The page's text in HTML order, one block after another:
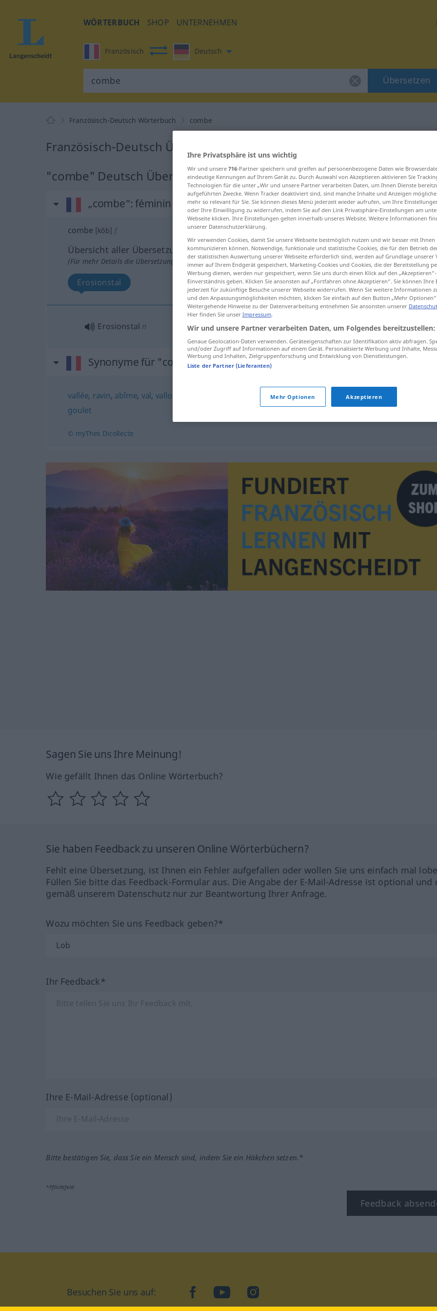
WÖRTERBUCH SHOP UNTERNEHMEN
Französisch Deutsch
Übersetzen
Französisch-Deutsch Wörterbuch combe
Französisch-Deutsch Übersetzung für "combe"
"combe" Deutsch Übersetzung
„combe“: féminin
combe [kõb] f
Übersicht aller Übersetzungen
(Für mehr Details die Übersetzung anklicken/antippen)
Erosionstal
Erosionstal n combe
Synonyme für "combe"
vallée, ravin, abîme, val, vallon ,trouée,sillon crevasse,bassin
goulet
© myThes Dicollecte
Sagen Sie uns Ihre Meinung!
Wie gefällt Ihnen das Online Wörterbuch?
Sie haben Feedback zu unseren Online Wörterbüchern?
Fehlt eine Übersetzung, ist Ihnen ein Fehler aufgefallen oder wollen Sie uns einfach mal
Füllen Sie bitte das Feedback-Formular aus. Die Angabe der E-Mail-Adresse ist optional und
gemäß unserem Datenschutz nur zur Beantwortung Ihrer Anfrage.
Wozu möchten Sie uns Feedback geben?*
Ihr Feedback*
Ihre E-Mail-Adresse (optional)
Bitte bestätigen Sie, dass Sie ein Mensch sind, indem Sie ein Häkchen setzen.*
*Pflichtfeld
Feedback
Besuchen Sie uns auf: facebookYouTubeInstagram
Ihre Privatsphäre ist uns wichtig
Wir und unsere 716-Partner speichern und greifen auf personenbezogene Daten wie
eindeutige Kennungen auf Ihrem Gerät zu. Durch Auswahl von Akzeptieren aktivieren Sie
Technologien für die unter „Wir und unsere Partner verarbeiten Daten, um Ihnen Dienste
aufgeführten Zwecke. Wenn Tracker deaktiviert sind, sind manche Inhalte und Anzeigen
mehr so relevant für Sie. Sie können dieses Menü jederzeit wieder aufrufen, um Ihre
oder Ihre Einwilligung zu widerrufen, indem Sie auf den Link Privatsphäre-Einstellungen am
Webseite klicken. Ihre Einstellungen gelten innerhalb unseres Website. Weitere Informationen
unserer Datenschutzerklärung.
Wir verwenden Cookies, damit Sie unsere Webseite bestmöglich nutzen und wir besser mit Ihnen
kommunizieren können. Notwendige, funktionale und statistische Cookies, die für den Betrieb
der statistischen Auswertung unserer Webseite erforderlich sind, werden auf Grundlage unserer
immer auf Ihrem Endgerät gespeichert. Marketing-Cookies und Cookies, die der Bereitstellung
Werbung dienen, werden nur gespeichert, wenn Sie uns durch einen Klick auf den
Einverständnis geben. Klicken Sie ansonsten auf „Fortfahren ohne Akzeptieren“. Sie können
jederzeit für zukünftige Besuche unserer Webseite widerrufen. Wenn Sie weitere Informationen
und den Anpassungsmöglichkeiten möchten, klicken Sie einfach auf den Button „Mehr
Weitergehende Hinweise zu der Datenverarbeitung entnehmen Sie ansonsten unserer
Hier finden Sie unser Impressum.
Wir und unsere Partner verarbeiten Daten, um Folgendes bereitzustellen:
Genaue Geolocation-Daten verwenden. Geräteeigenschaften zur Identifikation aktiv abfragen.
und/oder Zugriff auf Informationen auf einem Gerät. Personalisierte Werbung und Inhalte,
Werbung und Inhalten, Zielgruppenforschung und Entwicklung von Dienstleistungen.
Liste der Partner (Lieferanten)
Mehr Optionen Akzeptieren